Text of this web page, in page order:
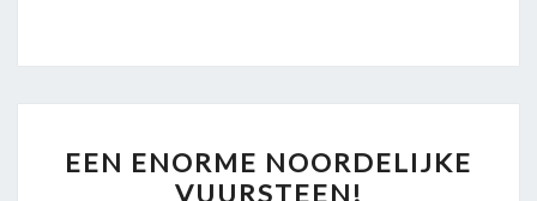
ENORME
EEN ENORME NOORDELIJKE
VUURSTEEN!